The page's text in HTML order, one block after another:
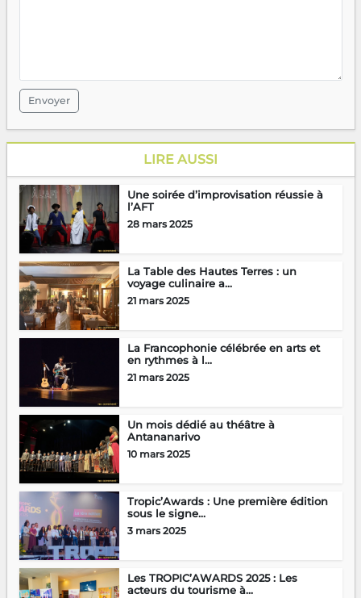
Envoyer
LIRE AUSSI
Une soirée d’improvisation réussie à
l’AFT
28 mars 2025
La Table des Hautes Terres : un
voyage culinaire a...
21 mars 2025
La Francophonie célébrée en arts et
en rythmes à l...
21 mars 2025
Un mois dédié au théâtre à
Antananarivo
10 mars 2025
Tropic’Awards : Une première édition
sous le signe...
3 mars 2025
Les TROPIC’AWARDS 2025 : Les
acteurs du tourisme à...